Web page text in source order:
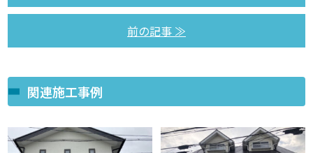
前の記事 ≫
関連施工事例